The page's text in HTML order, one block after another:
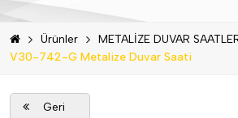
Hakkımızda
Sektör
Mail Order
Ürünler
METALİZE DUVAR
V30-742-G Metalize Duvar Saati
Geri